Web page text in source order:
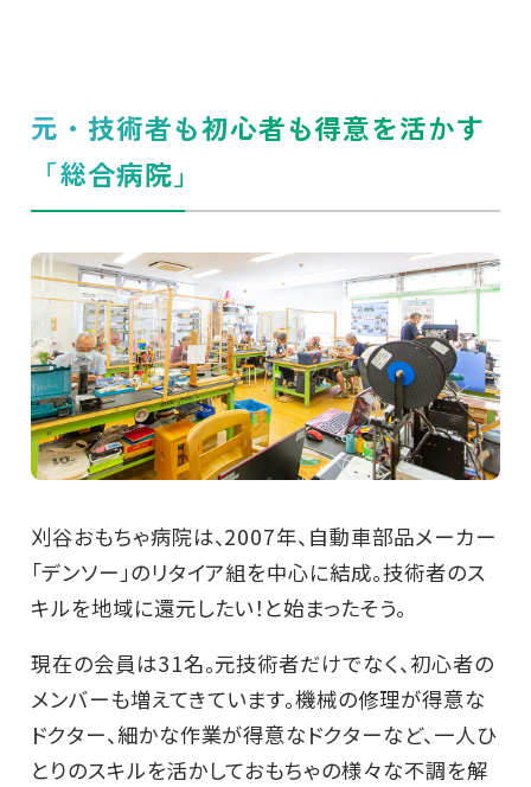
元・技術者も初心者も得意を活かす
「総合病院」
刈谷おもちゃ病院は、2007年、自動車部品メーカー
「デンソー」のリタイア組を中心に結成。技術者のス
キルを地域に還元したい！と始まったそう。
現在の会員は31名。元技術者だけでなく、初心者の
メンバーも増えてきています。機械の修理が得意な
ドクター、細かな作業が得意なドクターなど、一人ひ
とりのスキルを活かしておもちゃの様々な不調を解